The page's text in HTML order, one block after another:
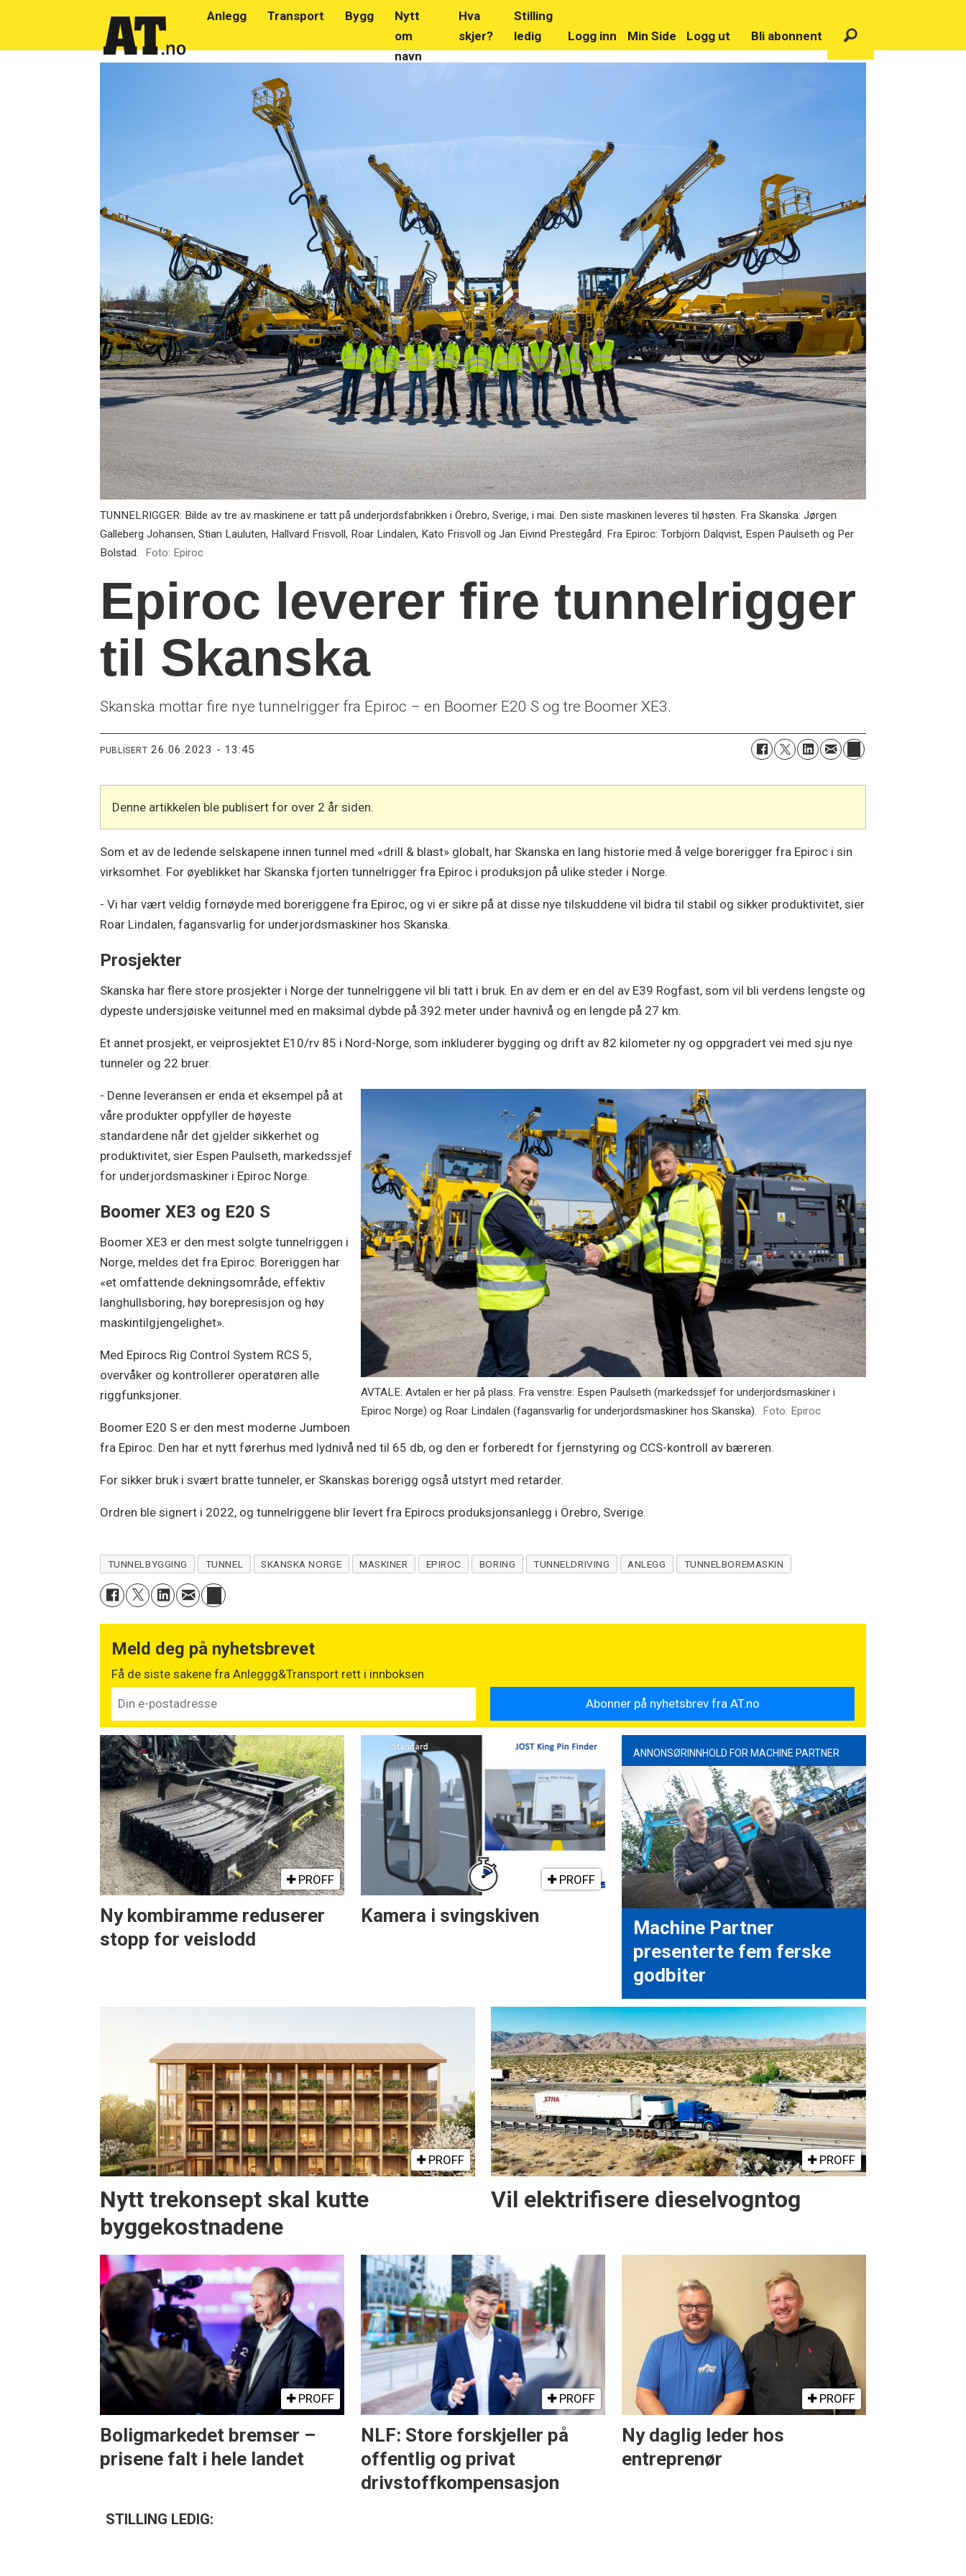
Anlegg Transport Bygg
Nytt
om
navn
Hva
skjer?
Stilling
ledig
Logg inn Min Side Logg ut Bli abonnent
TUNNELRIGGER: Bilde av tre av maskinene er tatt på underjordsfabrikken i Örebro, Sverige, i mai. Den siste maskinen leveres til høsten. Fra Skanska: Jørgen
Galleberg Johansen, Stian Lauluten, Hallvard Frisvoll, Roar Lindalen, Kato Frisvoll og Jan Eivind Prestegård. Fra Epiroc: Torbjörn Dalqvist, Espen Paulseth og Per
Bolstad.
Foto: Epiroc
Epiroc leverer fire tunnelrigger
til Skanska
Skanska mottar fire nye tunnelrigger fra Epiroc – en Boomer E20 S og tre Boomer XE3.
PUBLISERT 26.06.2023 - 13:45
Denne artikkelen ble publisert for over 2 år siden.
Som et av de ledende selskapene innen tunnel med «drill & blast» globalt, har Skanska en lang historie med å velge borerigger fra Epiroc i sin
virksomhet. For øyeblikket har Skanska fjorten tunnelrigger fra Epiroc i produksjon på ulike steder i Norge.
- Vi har vært veldig fornøyde med boreriggene fra Epiroc, og vi er sikre på at disse nye tilskuddene vil bidra til stabil og sikker produktivitet, sier
Roar Lindalen, fagansvarlig for underjordsmaskiner hos Skanska.
Prosjekter
Skanska har flere store prosjekter i Norge der tunnelriggene vil bli tatt i bruk. En av dem er en del av E39 Rogfast, som vil bli verdens lengste og
dypeste undersjøiske veitunnel med en maksimal dybde på 392 meter under havnivå og en lengde på 27 km.
Et annet prosjekt, er veiprosjektet E10/rv 85 i Nord-Norge, som inkluderer bygging og drift av 82 kilometer ny og oppgradert vei med sju nye
tunneler og 22 bruer.
AVTALE: Avtalen er her på plass. Fra venstre: Espen Paulseth (markedssjef for underjordsmaskiner i
Epiroc Norge) og Roar Lindalen (fagansvarlig for underjordsmaskiner hos Skanska). Foto: Epiroc
- Denne leveransen er enda et eksempel på at
våre produkter oppfyller de høyeste
standardene når det gjelder sikkerhet og
produktivitet, sier Espen Paulseth, markedssjef
for underjordsmaskiner i Epiroc Norge.
Boomer XE3 og E20 S
Boomer XE3 er den mest solgte tunnelriggen i
Norge, meldes det fra Epiroc. Boreriggen har
«et omfattende dekningsområde, effektiv
langhullsboring, høy borepresisjon og høy
maskintilgjengelighet».
Med Epirocs Rig Control System RCS 5,
overvåker og kontrollerer operatøren alle
riggfunksjoner.
Boomer E20 S er den mest moderne Jumboen
fra Epiroc. Den har et nytt førerhus med lydnivå ned til 65 db, og den er forberedt for fjernstyring og CCS-kontroll av bæreren.
For sikker bruk i svært bratte tunneler, er Skanskas borerigg også utstyrt med retarder.
Ordren ble signert i 2022, og tunnelriggene blir levert fra Epirocs produksjonsanlegg i Örebro, Sverige.
TUNNELBYGGING TUNNEL SKANSKA NORGE MASKINER EPIROC BORING TUNNELDRIVING ANLEGG TUNNELBOREMASKIN
Meld deg på nyhetsbrevet
Få de siste sakene fra Anleggg&Transport rett i innboksen
PROFF
Ny kombiramme reduserer
stopp for veislodd
PROFF
Kamera i svingskiven
ANNONSØRINNHOLD FOR MACHINE PARTNER
Machine Partner
presenterte fem ferske
godbiter
PROFF
Nytt trekonsept skal kutte
byggekostnadene
PROFF
Vil elektrifisere dieselvogntog
PROFF
Boligmarkedet bremser –
prisene falt i hele landet
PROFF
NLF: Store forskjeller på
offentlig og privat
drivstoffkompensasjon
PROFF
Ny daglig leder hos
entreprenør
STILLING LEDIG: